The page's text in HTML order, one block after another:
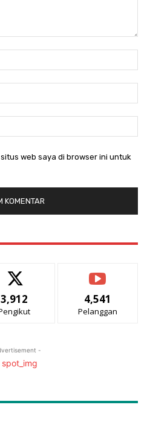
web saya di browser ini untuk
3,912 4,541
Pelanggan
-